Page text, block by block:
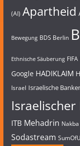
(AI) Apartheid
Bewegung BDS Berlin
Ethnische Säuberung FIFA
Google HADIKLAIM
Israel Israelische
Israelischer
ITB Mehadrin Nakba
Sodastream